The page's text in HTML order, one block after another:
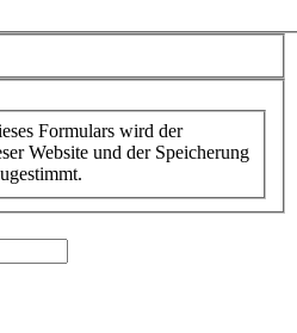
Website und der Speicherung